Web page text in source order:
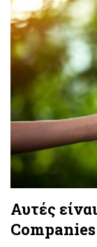
Αυτές